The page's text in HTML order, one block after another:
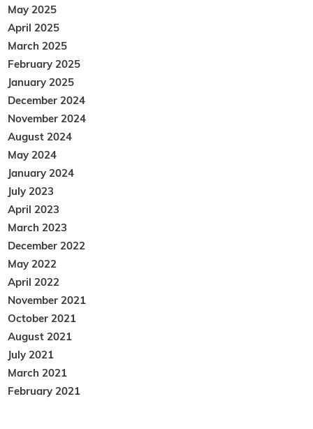
May 2025
April 2025
March 2025
February 2025
January 2025
December 2024
November 2024
August 2024
May 2024
January 2024
July 2023
April 2023
March 2023
December 2022
May 2022
April 2022
November 2021
October 2021
August 2021
July 2021
March 2021
February 2021